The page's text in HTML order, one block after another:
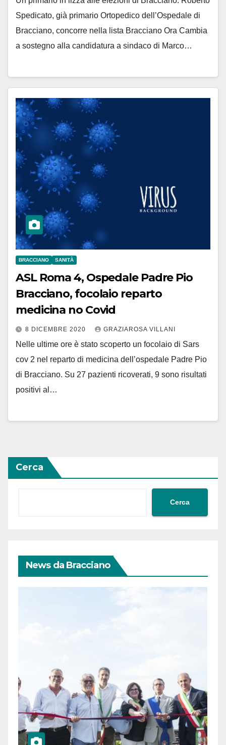
Spedicato, già primario Ortopedico dell’Ospedale di
Bracciano, concorre nella lista Bracciano Ora Cambia
a sostegno alla candidatura a sindaco di Marco…
BRACCIANO SANITÀ
ASL Roma 4, Ospedale Padre Pio
Bracciano, focolaio reparto
medicina no Covid
8 DICEMBRE 2020 GRAZIAROSA VILLANI
Nelle ultime ore è stato scoperto un focolaio di Sars
cov 2 nel reparto di medicina dell’ospedale Padre Pio
di Bracciano. Su 27 pazienti ricoverati, 9 sono risultati
positivi al…
Cerca
Cerca
News da Bracciano